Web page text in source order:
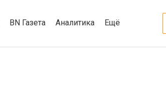
BN Газета Аналитика Ещё